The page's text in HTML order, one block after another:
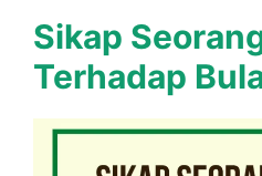
Sikap
Terhadap